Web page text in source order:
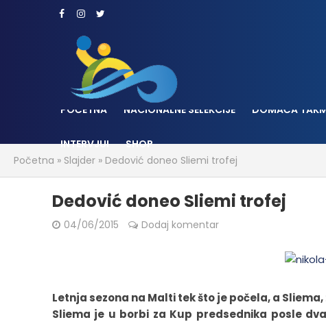
POČETNA NACIONALNE SELEKCIJE DOMAĆA
INTERVJUI
SHOP
Početna » Slajder » Dedović doneo Sliemi trofej
Dedović doneo Sliemi trofej
04/06/2015 Dodaj komentar
Letnja sezona na Malti tek što je počela, a
Sliema je u borbi za Kup predsednika posle